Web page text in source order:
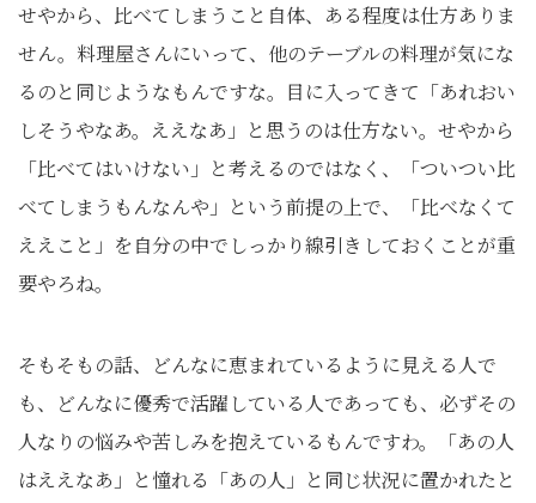
せやから、比べてしまうこと自体、ある程度は仕方ありま
せん。料理屋さんにいって、他のテーブルの料理が気にな
るのと同じようなもんですな。目に入ってきて「あれおい
しそうやなあ。ええなあ」と思うのは仕方ない。せやから
「比べてはいけない」と考えるのではなく、「ついつい比
べてしまうもんなんや」という前提の上で、「比べなくて
ええこと」を自分の中でしっかり線引きしておくことが重
要やろね。
そもそもの話、どんなに恵まれているように見える人で
も、どんなに優秀で活躍している人であっても、必ずその
人なりの悩みや苦しみを抱えているもんですわ。「あの人
はええなあ」と憧れる「あの人」と同じ状況に置かれたと